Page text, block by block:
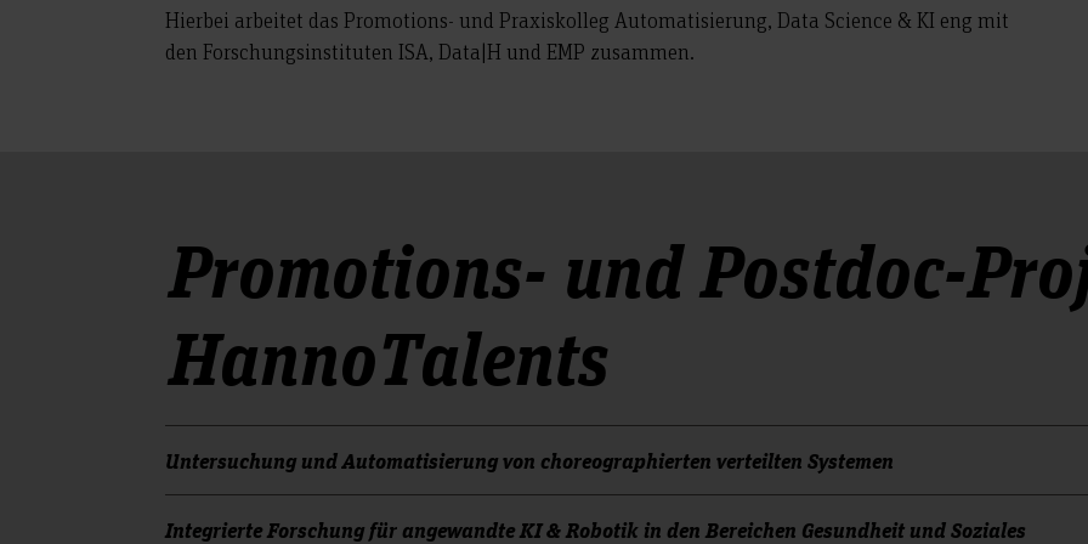
Hierbei arbeitet das Promotions- und Praxiskolleg Automatisierung, Data Science & KI eng mit
den Forschungsinstituten ISA, Data|H und EMP zusammen.
Promotions- und Postdoc-
HannoTalents
Untersuchung und Automatisierung von choreographierten verteilten Systemen
Christin Schulze
Integrierte Forschung für angewandte KI & Robotik in den Bereichen Gesundheit und Soziales